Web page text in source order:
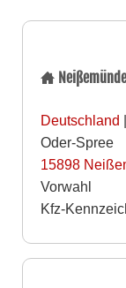
Deutschland |
Oder-Spree
15898
Vorwahl
Kfz-